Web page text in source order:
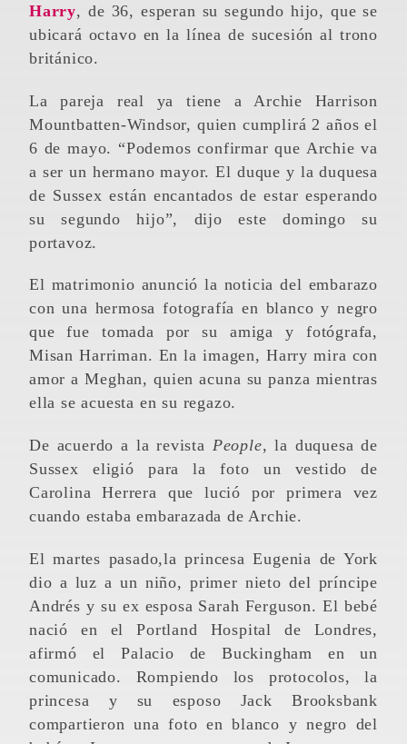
Harry, de 36, esperan su segundo hijo, que se
ubicará octavo en la línea de sucesión al trono
británico.
La pareja real ya tiene a Archie Harrison
Mountbatten-Windsor, quien cumplirá 2 años el
6 de mayo. “Podemos confirmar que Archie va
a ser un hermano mayor. El duque y la duquesa
de Sussex están encantados de estar esperando
su segundo hijo”, dijo este domingo su
portavoz.
El matrimonio anunció la noticia del embarazo
con una hermosa fotografía en blanco y negro
que fue tomada por su amiga y fotógrafa,
Misan Harriman. En la imagen, Harry mira con
amor a Meghan, quien acuna su panza mientras
ella se acuesta en su regazo.
De acuerdo a la revista People, la duquesa de
Sussex eligió para la foto un vestido de
Carolina Herrera que lució por primera vez
cuando estaba embarazada de Archie.
El martes pasado,la princesa Eugenia de York
dio a luz a un niño, primer nieto del príncipe
Andrés y su ex esposa Sarah Ferguson. El bebé
nació en el Portland Hospital de Londres,
afirmó el Palacio de Buckingham en un
comunicado. Rompiendo los protocolos, la
princesa y su esposo Jack Brooksbank
compartieron una foto en blanco y negro del